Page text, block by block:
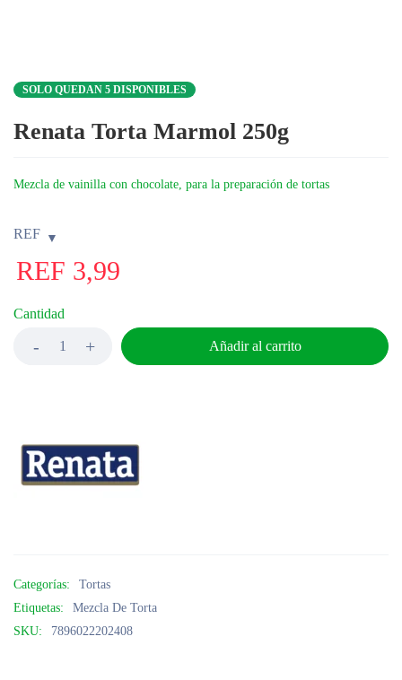
SOLO QUEDAN 5 DISPONIBLES
Renata Torta Marmol 250g
Mezcla de vainilla con chocolate, para la preparación de tortas
REF
REF 3,99
Cantidad
Añadir al carrito
Categorías:
Tortas
Etiquetas:
Mezcla De Torta
SKU:
7896022202408